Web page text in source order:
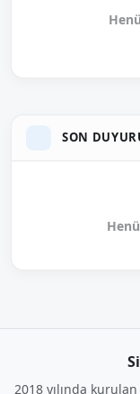
SON
2018 yılında